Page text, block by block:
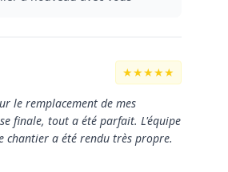
★★★★★
le remplacement de mes
finale, tout a été parfait. L'équipe
chantier a été rendu très propre.